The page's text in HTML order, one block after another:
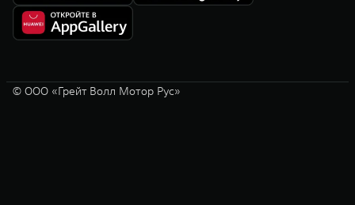
© ООО «Грейт Волл Мотор Рус»